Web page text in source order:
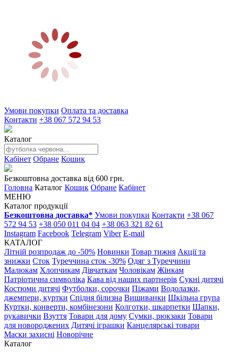
Умови покупки Оплата та доставка
Контакти +38 067 572 94 53
Каталог
Кабінет Обране Кошик
Безкоштовна доставка від 600 грн.
Головна Каталог Кошик Обране Кабінет
МЕНЮ
Каталог продукції
Безкоштовна доставка* Умови покупки Контакти +38 067
572 94 53 +38 050 011 04 04 +38 063 321 82 61
Instagram Facebook Telegram Viber E-mail
КАТАЛОГ
Літній розпродаж до -50% Новинки Товар тижня Акції та
знижки Сток Туреччина сток -30% Одяг з Туреччини
Малюкам Хлопчикам Дівчаткам Чоловікам Жінкам
Патріотична символіка Кава від наших партнерів Сукні дитячі
Костюми дитячі Футболки, сорочки Піжами Водолазки,
джемпери, куртки Спідня білизна Вишиванки Шкільна група
Куртки, конверти, комбінезони Колготки, шкарпетки Шапки,
рукавички Взуття Товари для дому Сумки, рюкзаки Товари
для новороджених Дитячі іграшки Канцелярські товари
Маски захисні Новорічне
Каталог